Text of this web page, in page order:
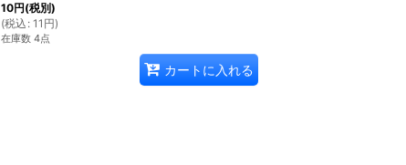
10円(税別)
(税込 : 11 円)
在庫数 4点
カートに入れる